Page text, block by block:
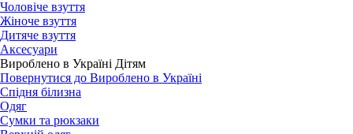
Чоловіче взуття
Жіноче взуття
Дитяче взуття
Аксесуари
Вироблено в Україні Дітям
Повернутися до Вироблено в Україні
Спідня білизна
Одяг
Сумки та рюкзаки